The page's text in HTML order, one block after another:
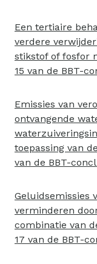
Een tertiaire
verdere
stikstof of fosfor
15 van de BBT-
Emissies van
ontvangende
toepassing van
van de BBT-
Geluidsemissies
verminderen
combinatie van
17 van de BBT-